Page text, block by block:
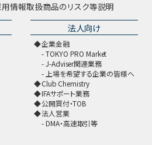
情報取扱商品のリスク等説明
法人向け
企業金融
TOKYO PRO Market
J-Adviser関連業務
上場を希望する企業の皆様へ
Club Chemistry
IFAサポート業務
公開買付・TOB
法人営業
DMA・高速取引等